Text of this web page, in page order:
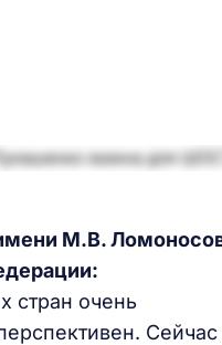
М.В.
стран очень
Сейчас